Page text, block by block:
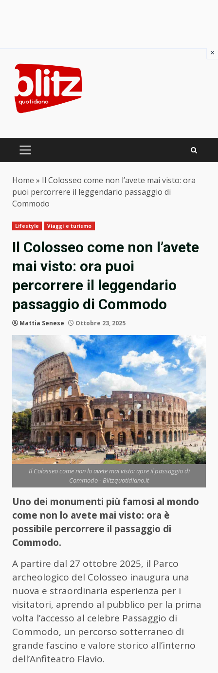
content
PRIMARY
Home » Il Colosseo come non l’avete mai visto: ora
puoi percorrere il leggendario passaggio di
Commodo
Lifestyle Viaggi e turismo
Il Colosseo come non l’avete
mai visto: ora puoi
percorrere il leggendario
passaggio di Commodo
Mattia Senese Ottobre 23, 2025
Il Colosseo come non lo avete mai visto: apre il passaggio di
Commodo - Blitzquotidiano.it
Uno dei monumenti più famosi al mondo
come non lo avete mai visto: ora è
possibile percorrere il passaggio di
Commodo.
A partire dal 27 ottobre 2025, il Parco
archeologico del Colosseo inaugura una
nuova e straordinaria esperienza per i
visitatori, aprendo al pubblico per la prima
volta l’accesso al celebre Passaggio di
Commodo, un percorso sotterraneo di
grande fascino e valore storico all’interno
dell’Anfiteatro Flavio.
×